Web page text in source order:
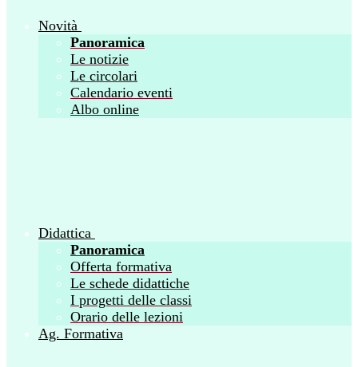
Novità
Panoramica
Le notizie
Le circolari
Calendario eventi
Albo online
Didattica
Panoramica
Offerta formativa
Le schede didattiche
I progetti delle classi
Orario delle lezioni
Ag. Formativa